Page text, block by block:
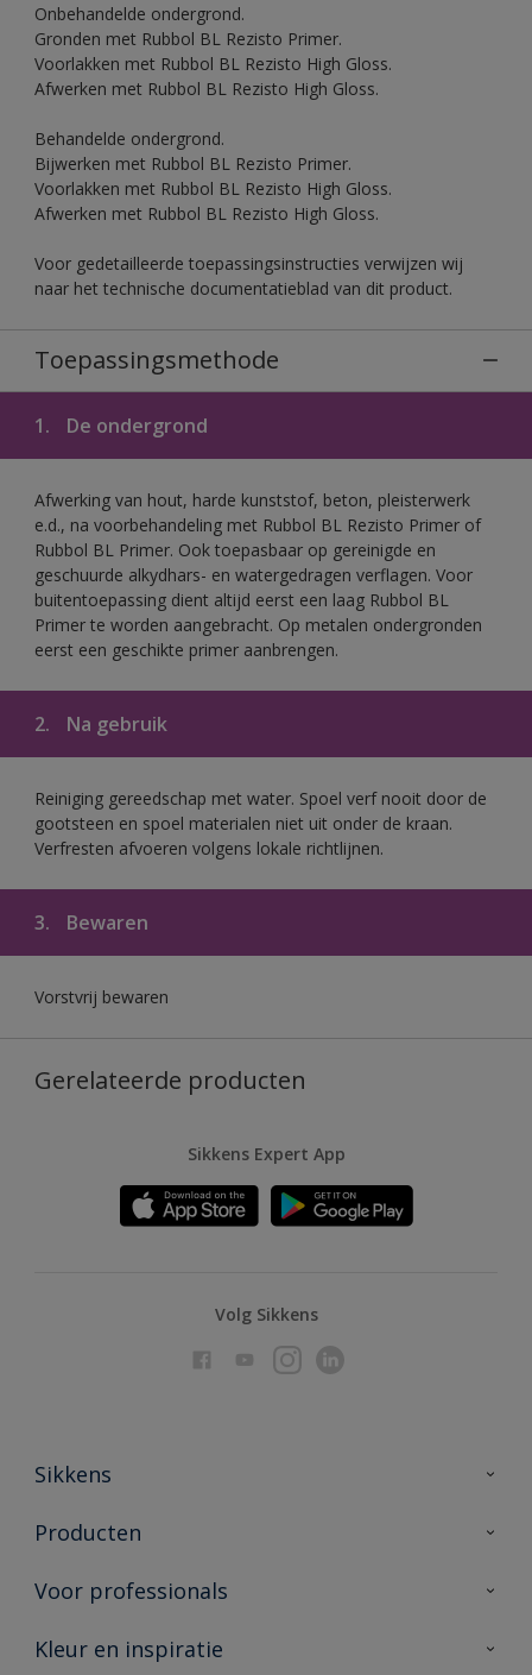
Onbehandelde ondergrond.
Gronden met Rubbol BL Rezisto Primer.
Voorlakken met Rubbol BL Rezisto High Gloss.
Afwerken met Rubbol BL Rezisto High Gloss.
Behandelde ondergrond.
Bijwerken met Rubbol BL Rezisto Primer.
Voorlakken met Rubbol BL Rezisto High Gloss.
Afwerken met Rubbol BL Rezisto High Gloss.
Voor gedetailleerde toepassingsinstructies verwijzen wij
naar het technische documentatieblad van dit product.
Toepassingsmethode
1. De ondergrond
Afwerking van hout, harde kunststof, beton, pleisterwerk
e.d., na voorbehandeling met Rubbol BL Rezisto Primer of
Rubbol BL Primer. Ook toepasbaar op gereinigde en
geschuurde alkydhars- en watergedragen verflagen. Voor
buitentoepassing dient altijd eerst een laag Rubbol BL
Primer te worden aangebracht. Op metalen ondergronden
eerst een geschikte primer aanbrengen.
2. Na gebruik
Reiniging gereedschap met water. Spoel verf nooit door de
gootsteen en spoel materialen niet uit onder de kraan.
Verfresten afvoeren volgens lokale richtlijnen.
3. Bewaren
Vorstvrij bewaren
Gerelateerde producten
Sikkens Expert App
Volg Sikkens
Sikkens
Over Sikkens
Duurzaamheid
Producten
Producten voor binnen
Vind je verkooppunt
Voor professionals
Advies & service
Kleur en inspiratie